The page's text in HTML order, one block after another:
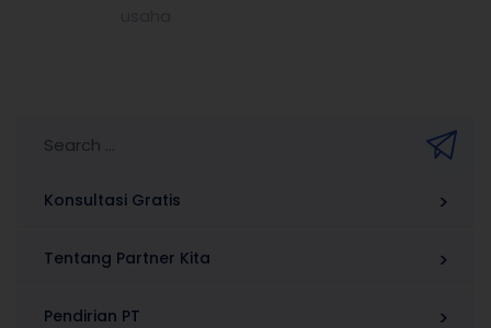
Konsultasi Gratis
Tentang Partner Kita
Pendirian PT